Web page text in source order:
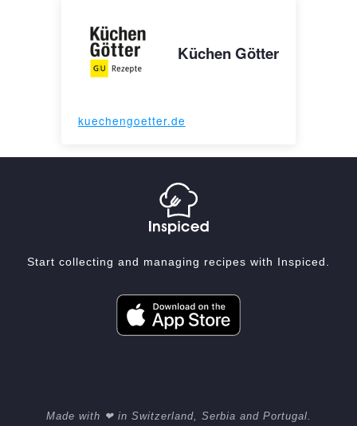
Küchen Götter
kuechengoetter.de
Start collecting and managing recipes with Inspiced.
Made with ❤ in Switzerland, Serbia and Portugal.